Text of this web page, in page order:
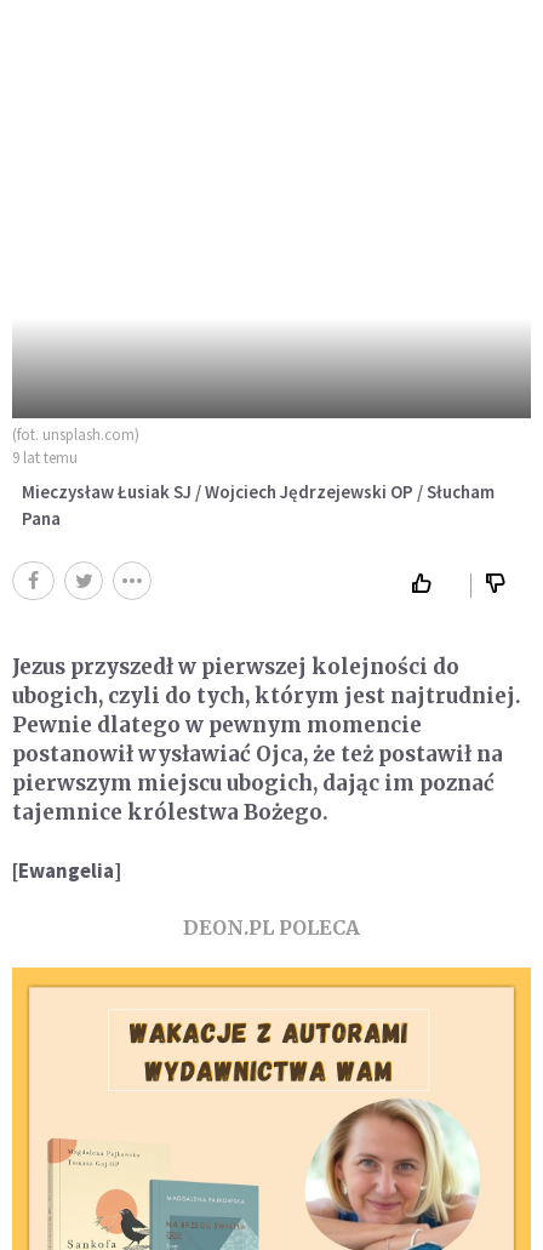
(fot. unsplash.com)
9 lat temu
Mieczysław Łusiak SJ / Wojciech Jędrzejewski OP / Słucham
Pana
Jezus przyszedł w pierwszej kolejności do
ubogich, czyli do tych, którym jest najtrudniej.
Pewnie dlatego w pewnym momencie
postanowił wysławiać Ojca, że też postawił na
pierwszym miejscu ubogich, dając im poznać
tajemnice królestwa Bożego.
[Ewangelia]
DEON.PL POLECA